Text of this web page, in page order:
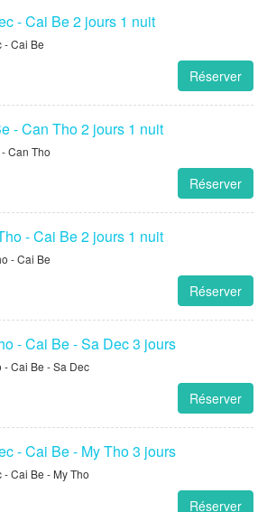
- Cai Be 2 jours 1 nuit
- Cai Be
Réserver
- Can Tho 2 jours 1 nuit
Can Tho
Réserver
- Cai Be 2 jours 1 nuit
- Cai Be
Réserver
- Cai Be - Sa Dec 3 jours
- Cai Be - Sa Dec
Réserver
- Cai Be - My Tho 3 jours
- Cai Be - My Tho
Réserver